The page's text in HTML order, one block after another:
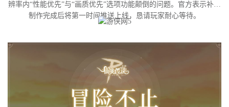
辨率内“性能优先”与“画质优先”选项功能颠倒的问题。官方表示补丁
制作完成后将第一时间推送上线，恳请玩家耐心等待。